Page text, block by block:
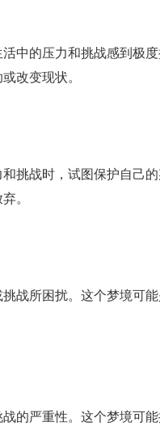
中的压力和挑战感到极
改变现状。
挑战时，试图保护自己
。
战所困扰。这个梦境可
的严重性。这个梦境可